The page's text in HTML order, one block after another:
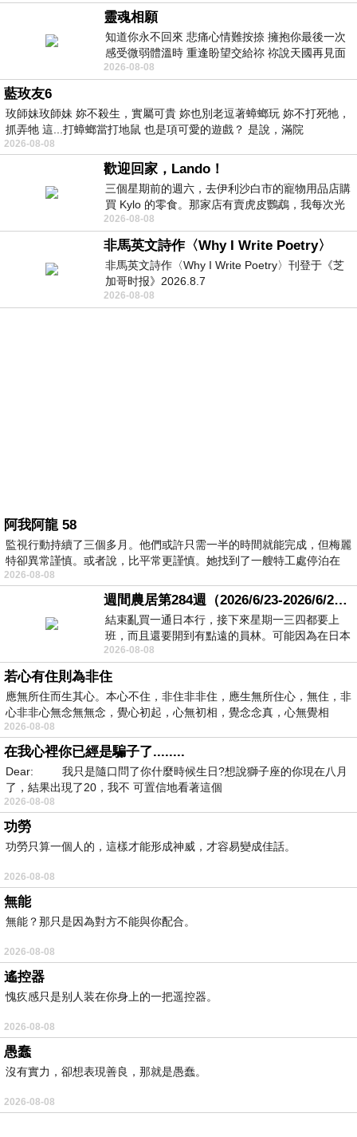
靈魂相願
知道你永不回來 悲痛心情難按捺 擁抱你最後一次
感受微弱體溫時 重逢盼望交給祢 祢說天國再見面
此刻忍淚說別離 他日靈魂再
2026-08-08
藍玫友6
玫師妹玫師妹 妳不殺生，實屬可貴 妳也別老逗著蟑螂玩 妳不打死牠，
抓弄牠 這...打蟑螂當打地鼠 也是項可愛的遊戲？ 是說，滿院
2026-08-08
歡迎回家，Lando！
三個星期前的週六，去伊利沙白市的寵物用品店購
買 Kylo 的零食。那家店有賣虎皮鸚鵡，我每次光
顧都會去看一下。他們偶爾會引進 C
2026-08-08
非馬英文詩作〈Why I Write Poetry〉
非馬英文詩作〈Why I Write Poetry〉刊登于《芝
加哥时报》2026.8.7
2026-08-08
阿我阿龍 58
監視行動持續了三個多月。他們或許只需一半的時間就能完成，但梅麗
特卻異常謹慎。或者說，比平常更謹慎。她找到了一艘特工處停泊在
2026-08-08
週間農居第284週（2026/6/23-2026/6/24) 夏至 金黃稻浪洋溢豐收喜悅
結束亂買一通日本行，接下來星期一三四都要上
班，而且還要開到有點遠的員林。可能因為在日本
花不少錢，星期一出門上班時，心裡沒有一
2026-08-08
若心有住則為非住
應無所住而生其心。本心不住，非住非非住，應生無所住心，無住，非
心非非心無念無無念，覺心初起，心無初相，覺念念真，心無覺相
2026-08-08
在我心裡你已經是騙子了........
Dear: 我只是隨口問了你什麼時候生日?想說獅子座的你現在八月
了，結果出現了20，我不 可置信地看著這個
2026-08-08
功勞
功勞只算一個人的，這樣才能形成神威，才容易變成佳話。
2026-08-08
無能
無能？那只是因為對方不能與你配合。
2026-08-08
遙控器
愧疚感只是别人装在你身上的一把遥控器。
2026-08-08
愚蠢
沒有實力，卻想表現善良，那就是愚蠢。
2026-08-08